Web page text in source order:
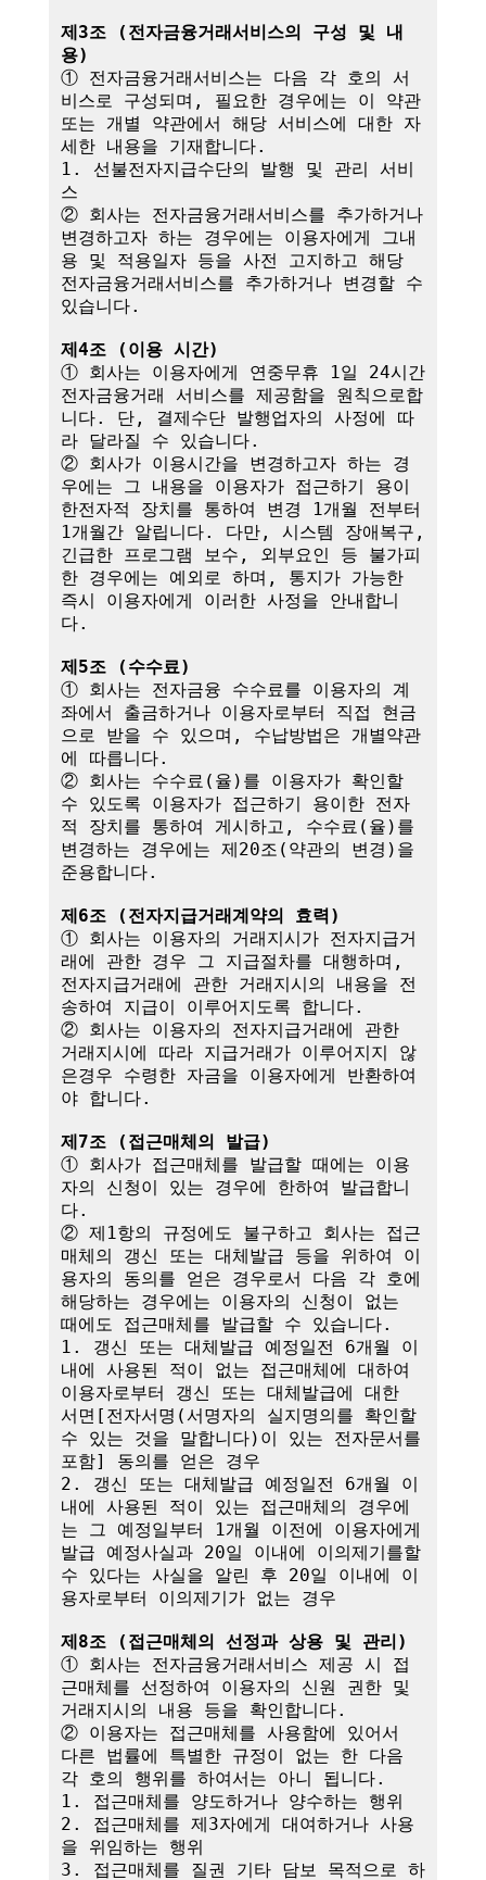
제3조 (전자금융거래서비스의 구성 및 내
용)
① 전자금융거래서비스는 다음 각 호의 서
비스로 구성되며, 필요한 경우에는 이 약관
또는 개별 약관에서 해당 서비스에 대한 자
세한 내용을 기재합니다.
1. 선불전자지급수단의 발행 및 관리 서비
스
② 회사는 전자금융거래서비스를 추가하거나
변경하고자 하는 경우에는 이용자에게 그내
용 및 적용일자 등을 사전 고지하고 해당
전자금융거래서비스를 추가하거나 변경할 수
있습니다.
제4조 (이용 시간)
① 회사는 이용자에게 연중무휴 1일 24시간
전자금융거래 서비스를 제공함을 원칙으로합
니다. 단, 결제수단 발행업자의 사정에 따
라 달라질 수 있습니다.
② 회사가 이용시간을 변경하고자 하는 경
우에는 그 내용을 이용자가 접근하기 용이
한전자적 장치를 통하여 변경 1개월 전부터
1개월간 알립니다. 다만, 시스템 장애복구,
긴급한 프로그램 보수, 외부요인 등 불가피
한 경우에는 예외로 하며, 통지가 가능한
즉시 이용자에게 이러한 사정을 안내합니
다.
제5조 (수수료)
① 회사는 전자금융 수수료를 이용자의 계
좌에서 출금하거나 이용자로부터 직접 현금
으로 받을 수 있으며, 수납방법은 개별약관
에 따릅니다.
② 회사는 수수료(율)를 이용자가 확인할
수 있도록 이용자가 접근하기 용이한 전자
적 장치를 통하여 게시하고, 수수료(율)를
변경하는 경우에는 제20조(약관의 변경)을
준용합니다.
제6조 (전자지급거래계약의 효력)
① 회사는 이용자의 거래지시가 전자지급거
래에 관한 경우 그 지급절차를 대행하며,
전자지급거래에 관한 거래지시의 내용을 전
송하여 지급이 이루어지도록 합니다.
② 회사는 이용자의 전자지급거래에 관한
거래지시에 따라 지급거래가 이루어지지 않
은경우 수령한 자금을 이용자에게 반환하여
야 합니다.
제7조 (접근매체의 발급)
① 회사가 접근매체를 발급할 때에는 이용
자의 신청이 있는 경우에 한하여 발급합니
다.
② 제1항의 규정에도 불구하고 회사는 접근
매체의 갱신 또는 대체발급 등을 위하여 이
용자의 동의를 얻은 경우로서 다음 각 호에
해당하는 경우에는 이용자의 신청이 없는
때에도 접근매체를 발급할 수 있습니다.
1. 갱신 또는 대체발급 예정일전 6개월 이
내에 사용된 적이 없는 접근매체에 대하여
이용자로부터 갱신 또는 대체발급에 대한
서면[전자서명(서명자의 실지명의를 확인할
수 있는 것을 말합니다)이 있는 전자문서를
포함] 동의를 얻은 경우
2. 갱신 또는 대체발급 예정일전 6개월 이
내에 사용된 적이 있는 접근매체의 경우에
는 그 예정일부터 1개월 이전에 이용자에게
발급 예정사실과 20일 이내에 이의제기를할
수 있다는 사실을 알린 후 20일 이내에 이
용자로부터 이의제기가 없는 경우
제8조 (접근매체의 선정과 상용 및 관리)
① 회사는 전자금융거래서비스 제공 시 접
근매체를 선정하여 이용자의 신원 권한 및
거래지시의 내용 등을 확인합니다.
② 이용자는 접근매체를 사용함에 있어서
다른 법률에 특별한 규정이 없는 한 다음
각 호의 행위를 하여서는 아니 됩니다.
1. 접근매체를 양도하거나 양수하는 행위
2. 접근매체를 제3자에게 대여하거나 사용
을 위임하는 행위
3. 접근매체를 질권 기타 담보 목적으로 하